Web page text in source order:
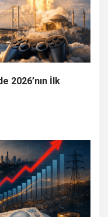
2026’nın İlk